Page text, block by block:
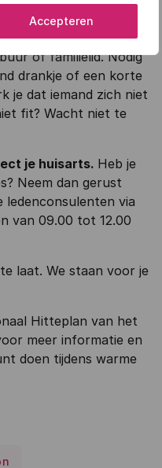
Accepteren
op hitte. Daarom is
om te kijken. Bel
of familielid. Nodig
drankje of een korte
je dat iemand zich niet
fit? Wacht niet te
je huisarts. Heb je
Neem dan gerust
via
van 09.00 tot 12.00
laat. We staan voor je
Hitteplan van het
meer informatie en
doen tijdens warme